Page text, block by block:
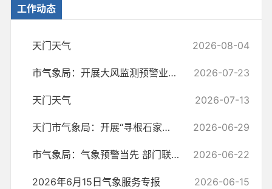
工作动态
天门天气 2026-08-04
市气象局：开展大风监测预警业务集中学习 筑牢气象防灾减灾第一道防线 2026-07-23
天门天气 2026-07-13
天门市气象局：开展“寻根石家河 传承竟陵风 共绘侨乡云”主题学习活动 2026-06-29
市气象局：气象预警当先 部门联动护航 全力保障中考平安顺利 2026-06-22
2026年6月15日气象服务专报 2026-06-15